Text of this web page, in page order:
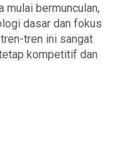
mulai bermunculan,
dasar dan fokus
tren ini sangat
kompetitif dan